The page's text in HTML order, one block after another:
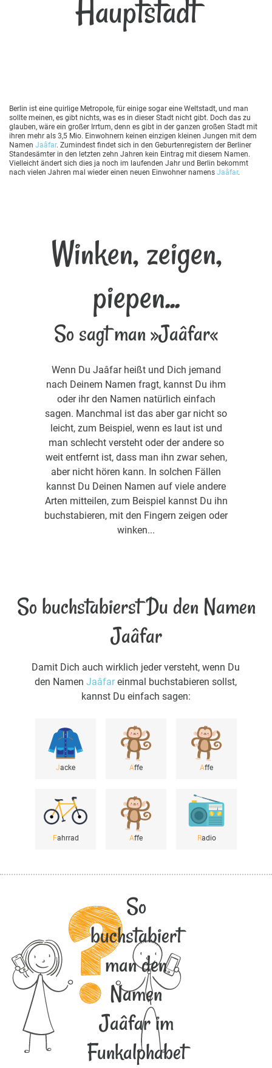
Hauptstadt
Berlin ist eine quirlige Metropole, für einige sogar eine Weltstadt, und man
sollte meinen, es gibt nichts, was es in dieser Stadt nicht gibt. Doch das zu
glauben, wäre ein großer Irrtum, denn es gibt in der ganzen großen Stadt mit
ihren mehr als 3,5 Mio. Einwohnern keinen einzigen kleinen Jungen mit dem
Namen Jaâfar. Zumindest findet sich in den Geburtenregistern der Berliner
Standesämter in den letzten zehn Jahren kein Eintrag mit diesem Namen.
Vielleicht ändert sich dies ja noch im laufenden Jahr und Berlin bekommt
nach vielen Jahren mal wieder einen neuen Einwohner namens Jaâfar.
Winken, zeigen,
piepen...
So sagt man »Jaâfar«
Wenn Du Jaâfar heißt und Dich jemand
nach Deinem Namen fragt, kannst Du ihm
oder ihr den Namen natürlich einfach
sagen. Manchmal ist das aber gar nicht so
leicht, zum Beispiel, wenn es laut ist und
man schlecht versteht oder der andere so
weit entfernt ist, dass man ihn zwar sehen,
aber nicht hören kann. In solchen Fällen
kannst Du Deinen Namen auf viele andere
Arten mitteilen, zum Beispiel kannst Du ihn
buchstabieren, mit den Fingern zeigen oder
winken...
So buchstabierst Du den Namen
Jaâfar
Damit Dich auch wirklich jeder versteht, wenn Du
den NamenJaâfareinmal buchstabieren sollst,
kannst Du einfach sagen:
Jacke Affe Affe
Fahrrad Affe Radio
So
buchstabiert
man den
Namen
Jaâfar im
Funkalphabet